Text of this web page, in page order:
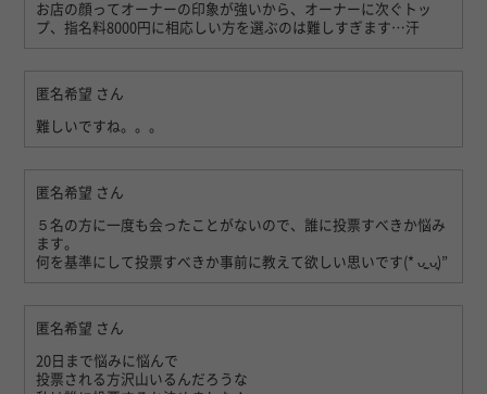
お店の顔ってオーナーの印象が強いから、オーナーに次ぐトッ
プ、指名料8000円に相応しい方を選ぶのは難しすぎます…汗
匿名希望 さん
難しいですね。。。
匿名希望 さん
５名の方に一度も会ったことがないので、誰に投票すべきか悩み
ます。
何を基準にして投票すべきか事前に教えて欲しい思いです(* ᴗ͈ˬᴗ͈)”
匿名希望 さん
20日まで悩みに悩んで
投票される方沢山いるんだろうな